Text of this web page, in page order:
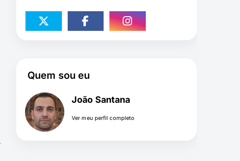
Quem sou eu
João Santana
Ver meu perfil completo